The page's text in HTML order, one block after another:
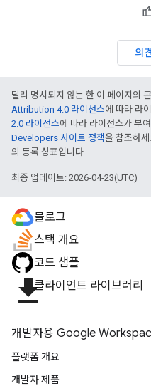
의
달리 명시되지 않는 한 이 페이지의
Attribution 4.0 라이선스에 따라 라
2.0 라이선스에 따라 라이선스가 부
Developers 사이트 정책을 참조하
의 등록 상표입니다.
최종 업데이트: 2026-04-23(UTC)
블로그
스택 개요
코드 샘플
file_download클라이언트 라이브러리
개발자용 Google
플랫폼 개요
개발자 제품